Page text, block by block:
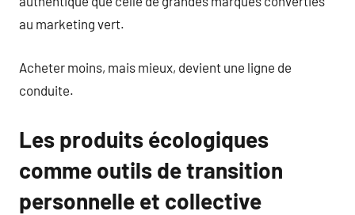
au marketing vert.
Acheter moins, mais mieux, devient une ligne de
conduite.
Les produits écologiques
comme outils de transition
personnelle et collective